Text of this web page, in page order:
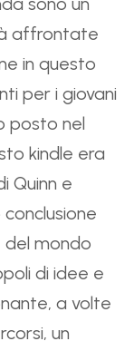
affrontate
in questo
per i giovani
posto nel
kindle era
Quinn e
del mondo
di idee e
a volte
un